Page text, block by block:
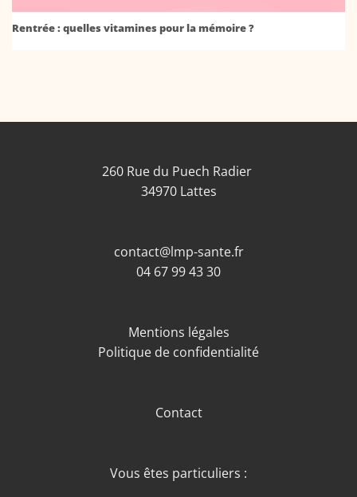
Rentrée : quelles vitamines pour la mémoire ?
260 Rue du Puech Radier
34970 Lattes
contact@lmp-sante.fr
04 67 99 43 30
Mentions légales
Politique de confidentialité
Contact
Vous êtes particuliers :